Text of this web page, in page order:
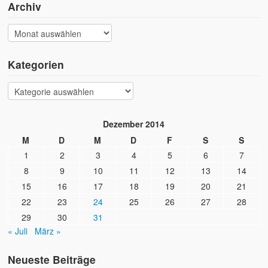
Archiv
Kategorien
Dezember 2014
M
D M D F S
S
1
2 3 4 5 6
7
8
9 10 11 12 13
14
15
16 17 18 19 20
21
22
23 24 25 26 27
28
29
30
31
« Juli
März »
Neueste Beiträge